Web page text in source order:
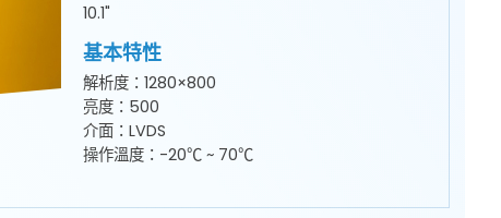
10.1"
基本特性
解析度：1280×800
亮度：500
介面：LVDS
操作溫度：-20℃ ~ 70℃